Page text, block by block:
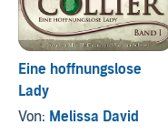
Eine hoffnungslose
Lady
Von: Melissa David